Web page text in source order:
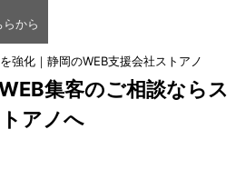
から
強化｜静岡のWEB支援会社ストアノ
集客のご相談ならス
トアノへ